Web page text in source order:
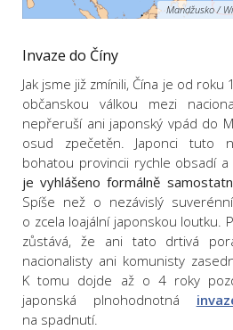
Mandžusko /
Invaze do Číny
Jak jsme již zmínili, Čína je od
občanskou válkou mezi
nepřeruší ani japonský vpád do
osud zpečetěn. Japonci tuto
bohatou provincii rychle obsadí a
je vyhlášeno formálně
Spíše než o nezávislý
o zcela loajální japonskou loutku.
zůstává, že ani tato drtivá
nacionalisty ani komunisty
K tomu dojde až o 4 roky
japonská plnohodnotná
na spadnutí.